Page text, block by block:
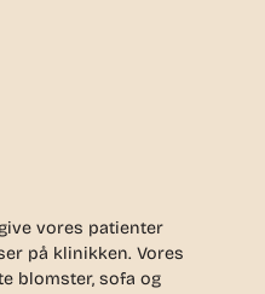
vores patienter
på klinikken. Vores
blomster, sofa og